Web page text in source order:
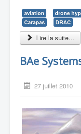
aviation drone
Carapas
DRAC
Lire la suite...
BAe
27 juillet 2010